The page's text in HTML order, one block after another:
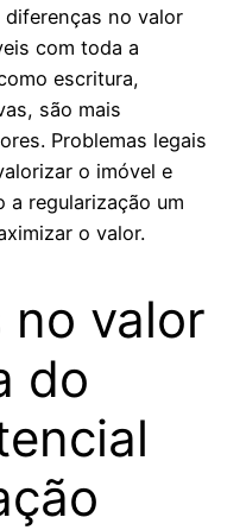
no valor
com toda a
escritura,
são mais
Problemas legais
o imóvel e
regularização um
o valor.
no valor
do